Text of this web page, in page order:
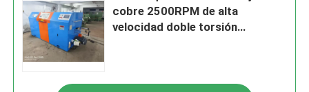
cobre 2500RPM de alta
velocidad doble torsión